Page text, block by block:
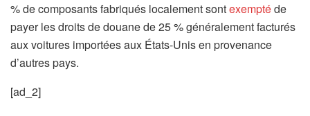
% de composants fabriqués localement sontexemptéde
payer les droits de douane de 25 % généralement facturés
aux voitures importées aux États-Unis en provenance
d’autres pays.
[ad_2]